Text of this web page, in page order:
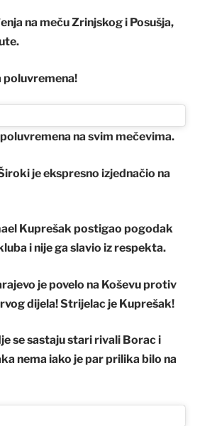
na meču Zrinjskog i Posušja,
poluvremena!
na svim mečevima.
je ekspresno izjednačio na
Kuprešak postigao pogodak
i nije ga slavio iz respekta.
je povelo na Koševu protiv
dijela! Strijelac je Kuprešak!
se sastaju stari rivali Borac i
nema iako je par prilika bilo na